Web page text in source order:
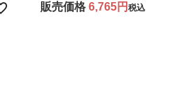
販売価格 6,765 税込